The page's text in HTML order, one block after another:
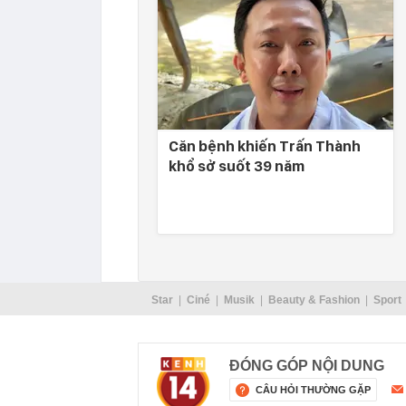
Căn bệnh khiến Trấn Thành
khổ sở suốt 39 năm
Star Ciné Musik Beauty & Fashion Sport
ĐÓNG GÓP NỘI DUNG
CÂU HỎI THƯỜNG GẶP